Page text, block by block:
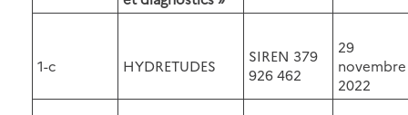
1-c HYDRETUDES
SIREN 379
926 462
29
novembre
2022